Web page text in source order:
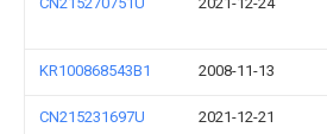
KR100868543B1 2008-11-13
CN215231697U 2021-12-21